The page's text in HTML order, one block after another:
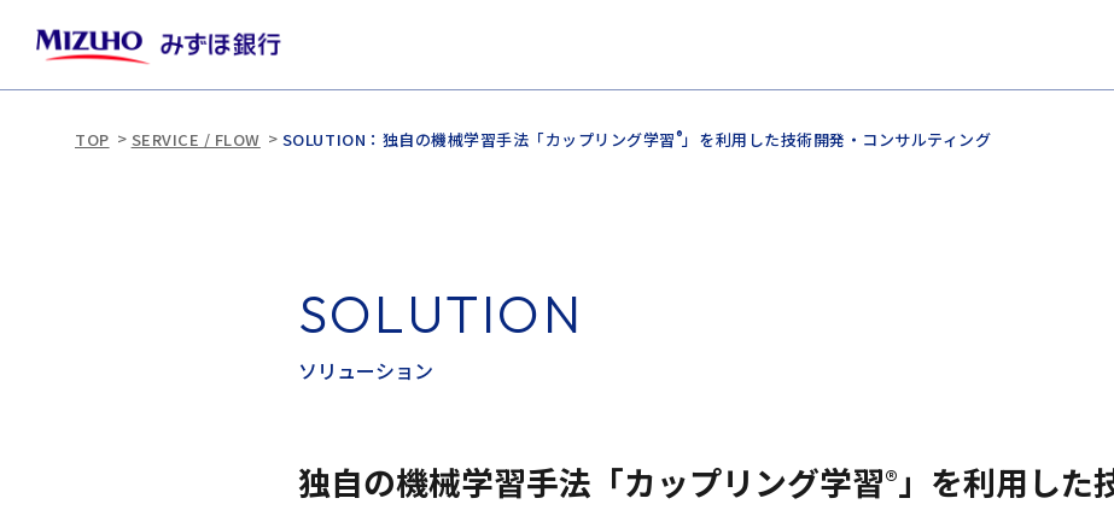
TOP SERVICE / FLOW SOLUTION：独自の機械学習手法「カップリング学習®」を利用した技術開発・コンサルティング
SOLUTION
ソ リ ューショ ン
独自の機械学習手法「カップリング学習®」を利用した